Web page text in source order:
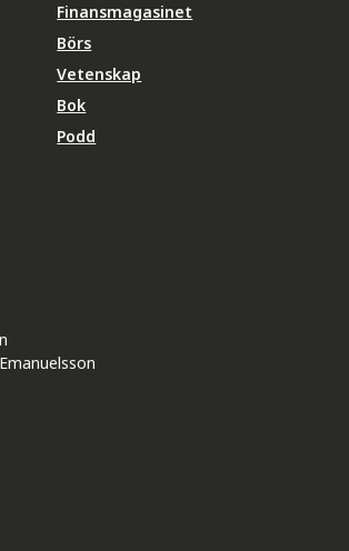
Finansmagasinet
Börs
Vetenskap
Bok
Podd